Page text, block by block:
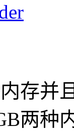
内存并
两种